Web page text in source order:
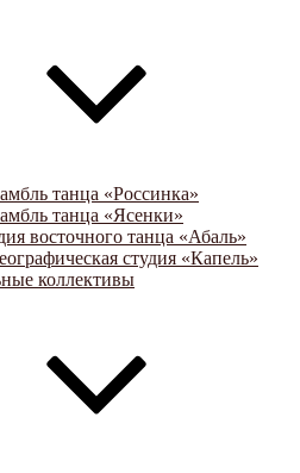
танца «Россинка»
танца «Ясенки»
восточного танца «Абаль»
студия «Капель»
коллективы